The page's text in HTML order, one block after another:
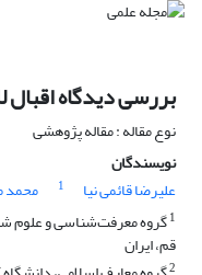
بررسی دیدگاه اقبال
نوع مقاله : مقاله پژوهشی
نویسندگان
علیرضا قائمی نیا
1 محمد
1گروه معرفت‌شناسی و علوم
قم، ایران
2